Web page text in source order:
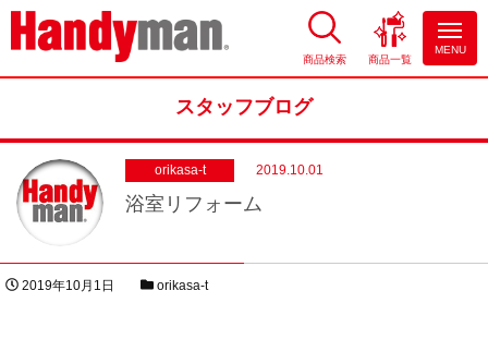
お風呂やキッチンのリフォーム
商品検索 商品一覧
MENU
スタッフブログ
orikasa-t 2019.10.01
浴室リフォーム
投稿日
2019年10月1日
スタッフブログカテゴリー
orikasa-t